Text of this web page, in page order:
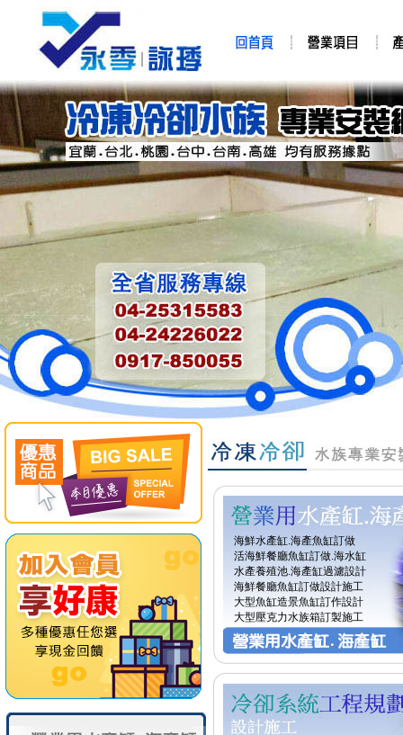
海鮮水產缸.海產魚缸訂做
活海鮮餐廳魚缸訂做.海水缸
水產養殖池.海產缸過濾設計
海鮮餐廳魚缸訂做設計施工
大型魚缸造景魚缸訂作設計
大型壓克力水族箱訂製施工